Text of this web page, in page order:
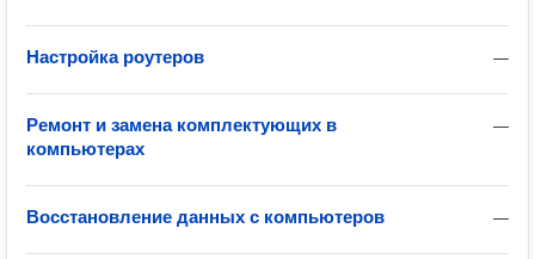
—
Настройка роутеров
—
Ремонт и замена комплектующих в
компьютерах
—
Восстановление данных с компьютеров